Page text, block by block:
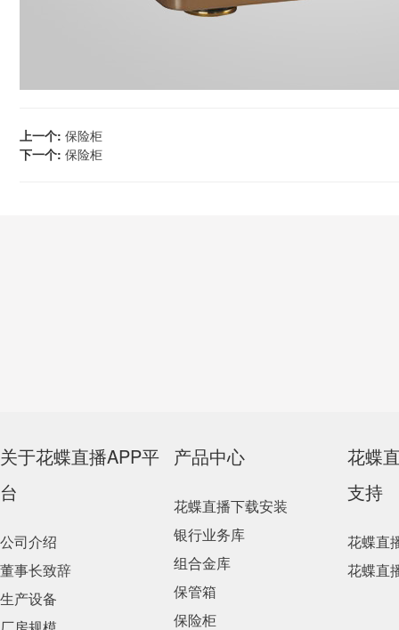
上一个: 保险柜
下一个: 保险柜
关于花蝶直播APP平
台
公司介绍
董事长致辞
生产设备
产品中心
花蝶直播下载安装
银行业务库
组合金库
保管箱
保险柜
花蝶
支持
花蝶直
花蝶直